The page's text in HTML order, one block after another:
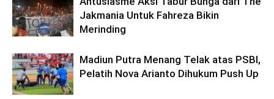
Jakmania Untuk Fahreza Bikin
Merinding
Madiun Putra Menang Telak atas PSBI,
Pelatih Nova Arianto Dihukum Push Up